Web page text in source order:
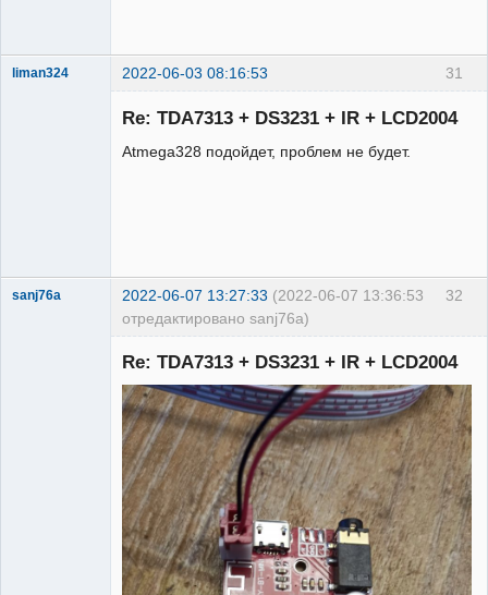
31
liman324 2022-06-03 08:16:53
Re: TDA7313 + DS3231 + IR + LCD2004
Atmega328 подойдет, проблем не будет.
32
sanj76a 2022-06-07 13:27:33 (2022-06-07 13:36:53
отредактировано sanj76a)
Re: TDA7313 + DS3231 + IR + LCD2004